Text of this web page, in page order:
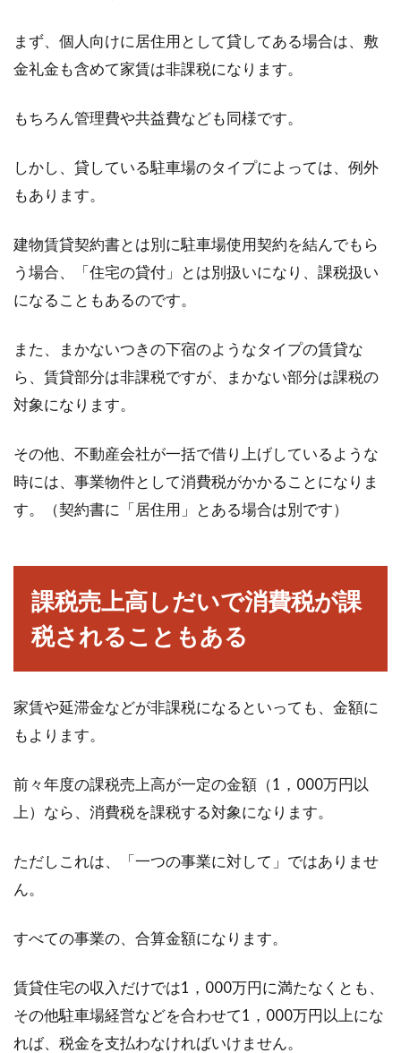
まず、個人向けに居住用として貸してある場合は、敷
金礼金も含めて家賃は非課税になります。
もちろん管理費や共益費なども同様です。
しかし、貸している駐車場のタイプによっては、例外
もあります。
建物賃貸契約書とは別に駐車場使用契約を結んでもら
う場合、「住宅の貸付」とは別扱いになり、課税扱い
になることもあるのです。
また、まかないつきの下宿のようなタイプの賃貸な
ら、賃貸部分は非課税ですが、まかない部分は課税の
対象になります。
その他、不動産会社が一括で借り上げしているような
時には、事業物件として消費税がかかることになりま
す。（契約書に「居住用」とある場合は別です）
課税売上高しだいで消費税が課
税されることもある
家賃や延滞金などが非課税になるといっても、金額に
もよります。
前々年度の課税売上高が一定の金額（1，000万円以
上）なら、消費税を課税する対象になります。
ただしこれは、「一つの事業に対して」ではありませ
ん。
すべての事業の、合算金額になります。
賃貸住宅の収入だけでは1，000万円に満たなくとも、
その他駐車場経営などを合わせて1，000万円以上にな
れば、税金を支払わなければいけません。